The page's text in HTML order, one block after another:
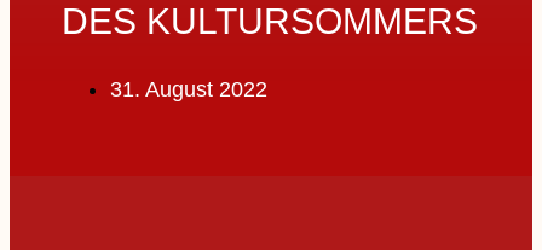
DES KULTURSOMMERS
31. August 2022